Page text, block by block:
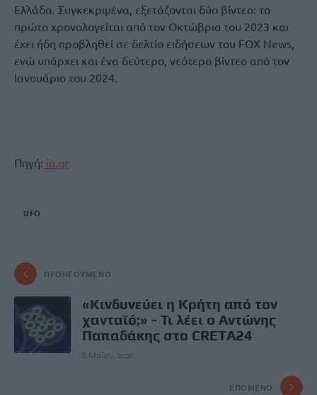
Ελλάδα. Συγκεκριμένα, εξετάζονται δύο βίντεο: το
πρώτο χρονολογείται από τον Οκτώβριο του 2023 και
έχει ήδη προβληθεί σε δελτίο ειδήσεων του FOX News,
ενώ υπάρχει και ένα δεύτερο, νεότερο βίντεο από τον
Ιανουάριο του 2024.
Πηγή: in.gr
UFO
ΠΡΟΗΓΟΎΜΕΝΟ
«Κινδυνεύει η Κρήτη από τον
χανταϊό;» - Τι λέει ο Αντώνης
Παπαδάκης στο CRETA24
8 Μαΐου, 2026
ΕΠΌΜΕΝΟ